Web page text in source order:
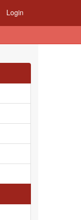
Login